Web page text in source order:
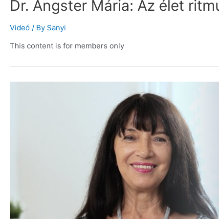
Dr. Angster Mária: Az élet
Videó / By Sanyi
This content is for members only